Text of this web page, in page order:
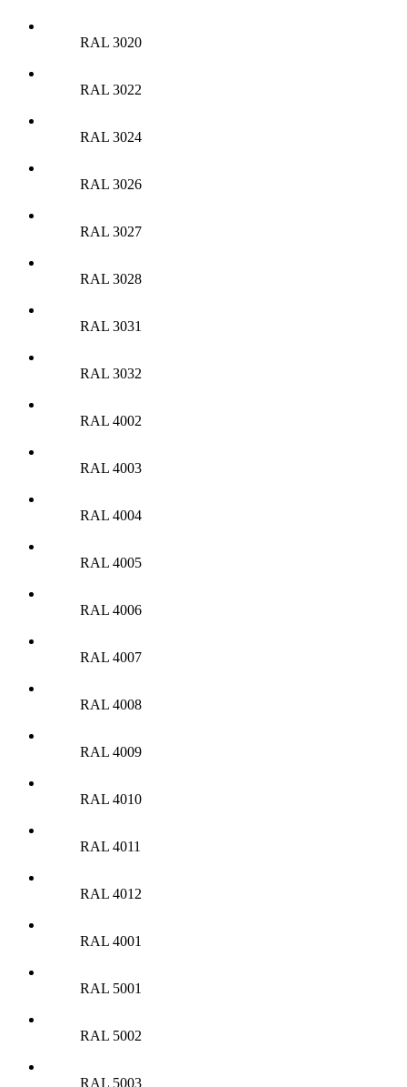
RAL 3020
RAL 3022
RAL 3024
RAL 3026
RAL 3027
RAL 3028
RAL 3031
RAL 3032
RAL 4002
RAL 4003
RAL 4004
RAL 4005
RAL 4006
RAL 4007
RAL 4008
RAL 4009
RAL 4010
RAL 4011
RAL 4012
RAL 4001
RAL 5001
RAL 5002
RAL 5003